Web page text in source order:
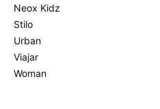
Neox Kidz
Stilo
Urban
Viajar
Woman